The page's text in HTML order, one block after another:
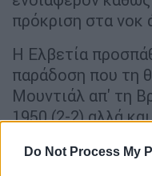
Do Not Process My
πρόκριση στα νοκ
Η Ελβετία
παράδοση που τη
Μουντιάλ απ' τη
1950 (2-2) αλλά
έδειξε το βάθος